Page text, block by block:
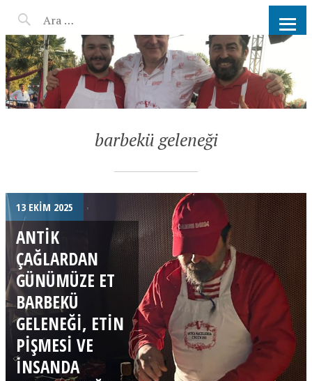
AHMET KATER KÖMÜR
ATEŞINDE BARBEKÜ, IZGARA,
MANGAL PARTISI
HIZMETLERI
barbekü geleneği
13 EKIM 2025
ANTIK
ÇAĞLARDAN
GÜNÜMÜZE ET
BARBEKÜ
GELENEĞI, ETIN
PIŞMESI VE
INSANDA